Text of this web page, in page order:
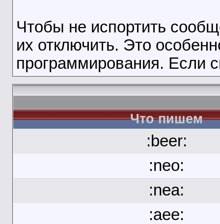
Чтобы не испортить
их отключить. Это
программирования. Если
Что пишем
:beer:
:neo:
:nea:
:aee: